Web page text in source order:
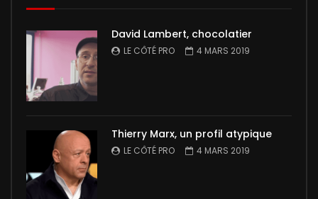
David Lambert, chocolatier
LE CÔTÉ PRO 4 MARS 2019
Thierry Marx, un profil atypique
LE CÔTÉ PRO 4 MARS 2019